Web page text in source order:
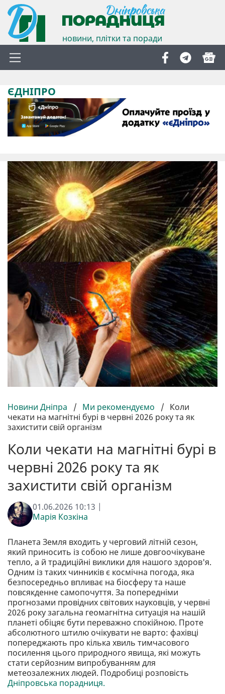
новини, плітки та поради
ЄДНІПРО
Новини Дніпра / Ми рекомендуємо / Коли
чекати на магнітні бурі в червні 2026 року та як
захистити свій організм
Коли чекати на магнітні бурі в
червні 2026 року та як
захистити свій організм
01.06.2026 10:13 |
Марія Козкіна
Планета Земля входить у черговий літній сезон,
який приносить із собою не лише довгоочікуване
тепло, а й традиційні виклики для нашого здоров'я.
Одним із таких чинників є космічна погода, яка
безпосередньо впливає на біосферу та наше
повсякденне самопочуття. За попередніми
прогнозами провідних світових науковців, у червні
2026 року загальна геомагнітна ситуація на нашій
планеті обіцяє бути переважно спокійною. Проте
абсолютного штилю очікувати не варто: фахівці
попереджають про кілька хвиль тимчасового
посилення цього природного явища, які можуть
стати серйозним випробуванням для
метеозалежних людей. Подробиці розповість
Дніпровська порадниця.